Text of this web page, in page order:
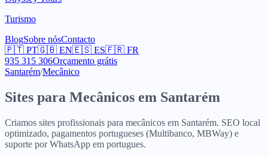
Turismo
BlogSobre nósContacto
🇵🇹 PT🇬🇧 EN🇪🇸 ES🇫🇷 FR
935 315 306Orçamento grátis
Santarém/Mecânico
Sites para Mecânicos em Santarém
Criamos sites profissionais para mecânicos em Santarém. SEO local
optimizado, pagamentos portugueses (Multibanco, MBWay) e
suporte por WhatsApp em portugues.